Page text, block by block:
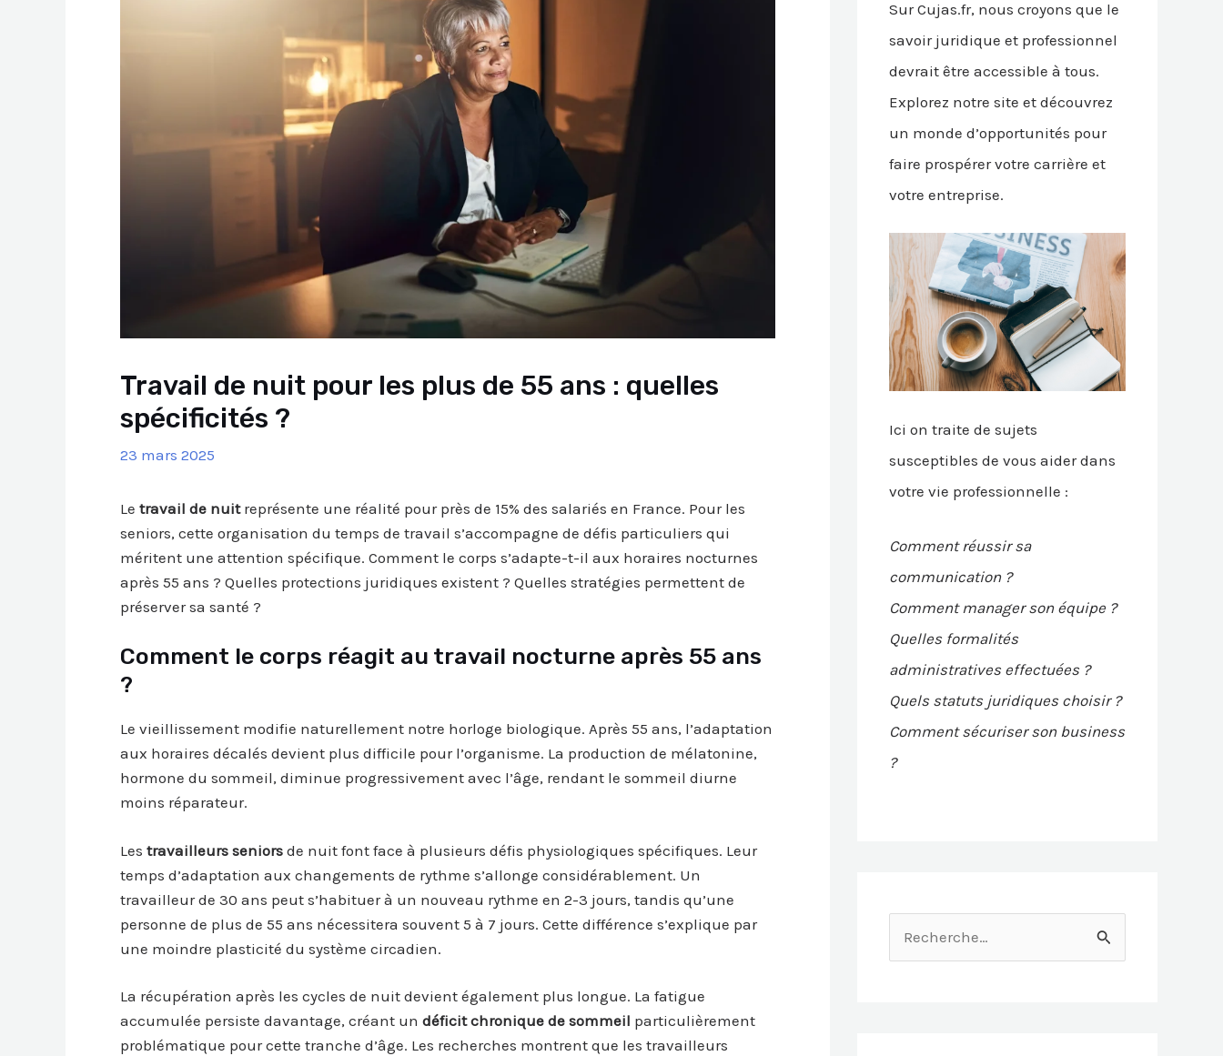
Travail de nuit pour les plus de 55 ans : quelles
spécificités ?
23 mars 2025
Le travail de nuitreprésente une réalité pour près de 15% des salariés en France. Pour les
seniors, cette organisation du temps de travail s’accompagne de défis particuliers qui
méritent une attention spécifique. Comment le corps s’adapte-t-il aux horaires nocturnes
après 55 ans ? Quelles protections juridiques existent ? Quelles stratégies permettent de
préserver sa santé ?
Comment le corps réagit au travail nocturne après 55 ans
?
Le vieillissement modifie naturellement notre horloge biologique. Après 55 ans, l’adaptation
aux horaires décalés devient plus difficile pour l’organisme. La production de mélatonine,
hormone du sommeil, diminue progressivement avec l’âge, rendant le sommeil diurne
moins réparateur.
Les travailleurs seniors de nuit font face à plusieurs défis physiologiques spécifiques. Leur
temps d’adaptation aux changements de rythme s’allonge considérablement. Un
travailleur de 30 ans peut s’habituer à un nouveau rythme en 2-3 jours, tandis qu’une
personne de plus de 55 ans nécessitera souvent 5 à 7 jours. Cette différence s’explique par
une moindre plasticité du système circadien.
La récupération après les cycles de nuit devient également plus longue. La fatigue
accumulée persiste davantage, créant un déficit chronique de sommeil particulièrement
problématique pour cette tranche d’âge. Les recherches montrent que les travailleurs
Sur Cujas.fr, nous croyons que le
savoir juridique et professionnel
devrait être accessible à tous.
Explorez notre site et découvrez
un monde d’opportunités pour
faire prospérer votre carrière et
votre entreprise.
Ici on traite de sujets
susceptibles de vous aider dans
votre vie professionnelle :
Comment réussir sa
communication ?
Comment manager son équipe ?
Quelles formalités
administratives effectuées ?
Quels statuts juridiques choisir ?
Comment sécuriser son business
?